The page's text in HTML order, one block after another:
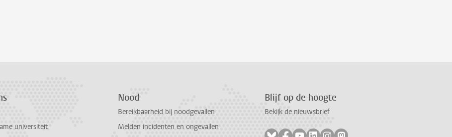
universiteit
Nood
Bereikbaarheid bij noodgevallen
Melden incidenten en ongevallen
Blijf op de hoogte
Bekijk de nieuwsbrief
Volg ons op bluesky
Volg ons op facebook
Volg ons op youtube
Volg ons op linkedin
Volg ons op instagram
Volg ons op mastodon